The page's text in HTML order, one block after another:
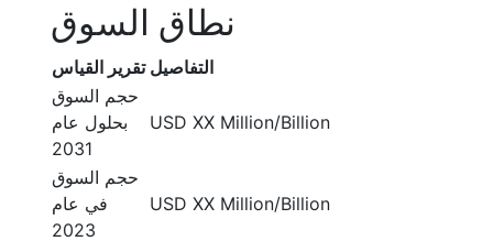
نطاق السوق
تقرير القياس التفاصيل
حجم السوق
بحلول عام
2031
USD XX Million/Billion
حجم السوق
في عام
2023
USD XX Million/Billion